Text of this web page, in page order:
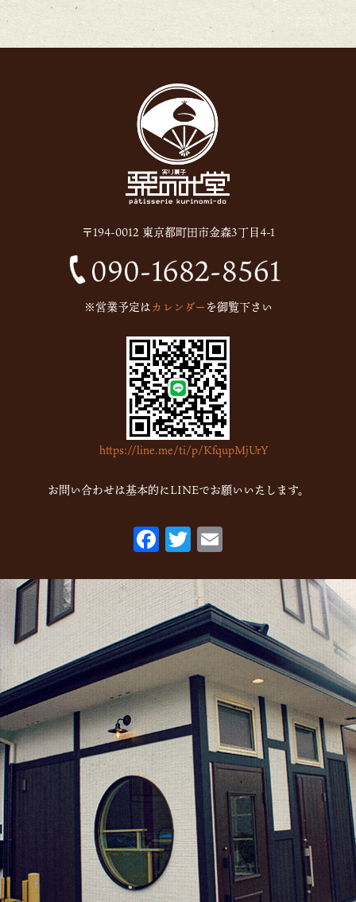
2025年12月
2025年10月(6)
2025年9月(11)
2025年8月(11)
2025年7月(12)
2025年6月(13)
2024年12月(1)
2024年10月(1)
2023年2月(4)
2023年1月(7)
2022年12月(15)
2022年11月(16)
2022年10月(6)
2022年9月(1)
2022年5月
(2)
2022年1月(2)
2021年10月(1)
2021年9月
2021年8月 (1)
2021年6月
(1)
2021年5月
(1)
2021年4月 (1)
2021年2月(2)
2021年1月(2)
2020年12月(5)
2020年11月(2)
〒194-0012 東京都町田市金森3丁目4-1
※営業予定はカレンダーを御覧下さい
https://line.me/ti/p/KfqupMjUrY
お問い合わせは基本的にLINEでお願いいたします。
F
ac
eb
o
o
k
T
w
itt
er
ai
l